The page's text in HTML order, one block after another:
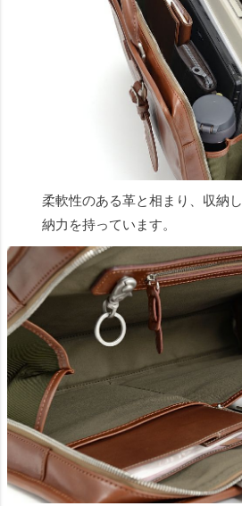
柔軟性のある革と相まり、収納
納力を持っています。